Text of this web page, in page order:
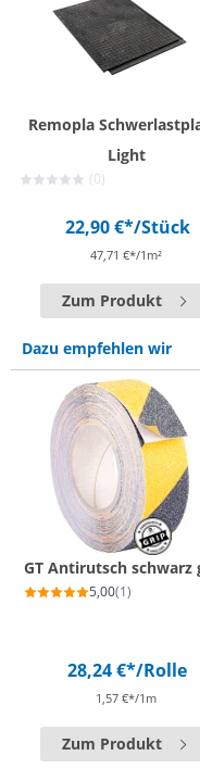
Remopla
Light
(0)
22,90 €*/Stück
47,71 €*/1m²
Zum Produkt
Dazu empfehlen wir
GT Antirutsch schwarz
5,00(1)
28,24 €*/Rolle
1,57 €*/1m
Zum Produkt